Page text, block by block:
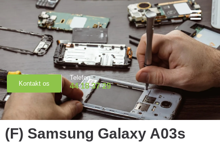
Kontakt os
Telefon
44 18 37 29
(F) Samsung Galaxy A03s